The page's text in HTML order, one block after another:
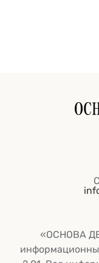
«ОСНОВА